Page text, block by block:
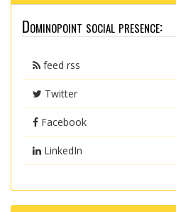
Dominopoint social presence:
feed rss
Twitter
Facebook
LinkedIn